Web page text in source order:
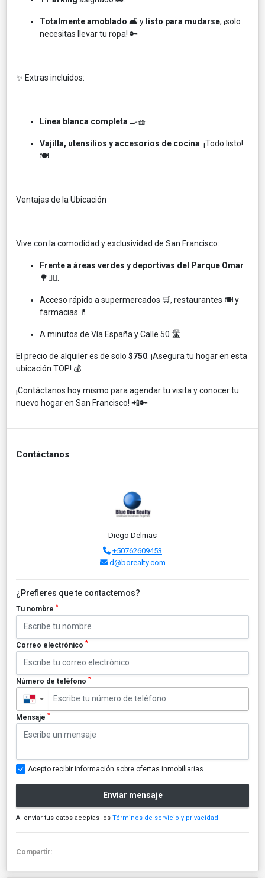
Totalmente amoblado 🛋️ y listo para mudarse, ¡solo
necesitas llevar tu ropa! 🔑
✨ Extras incluidos:
Línea blanca completa 🍳🧺.
Vajilla, utensilios y accesorios de cocina . ¡Todo listo!
🍽️
Ventajas de la Ubicación
Vive con la comodidad y exclusividad de San Francisco:
Frente a áreas verdes y deportivas del Parque Omar
🌳🏃‍♀️.
Acceso rápido a supermercados 🛒, restaurantes 🍽️ y
farmacias 💊.
A minutos de Vía España y Calle 50 🛣️.
El precio de alquiler es de solo $750 . ¡Asegura tu hogar en esta
ubicación TOP! 💰
¡Contáctanos hoy mismo para agendar tu visita y conocer tu
nuevo hogar en San Francisco! 📲🔑
Contáctanos
Diego Delmas
+50762609453
d@borealty.com
¿Prefieres que te contactemos?
Tu nombre *
Correo electrónico *
Número de teléfono *
▼
Mensaje *
Acepto recibir información sobre ofertas inmobiliarias
Enviar mensaje
Al enviar tus datos aceptas los Términos de servicio y privacidad
Compartir: